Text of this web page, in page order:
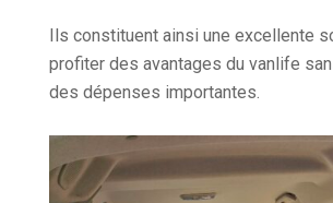
Ils constituent ainsi une excellente
profiter des avantages du vanlife
des dépenses importantes.